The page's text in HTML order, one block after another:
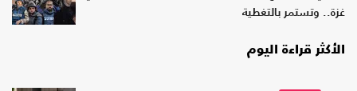
غزة.. وتستمر بالتغطية
الأكثر قراءة اليوم